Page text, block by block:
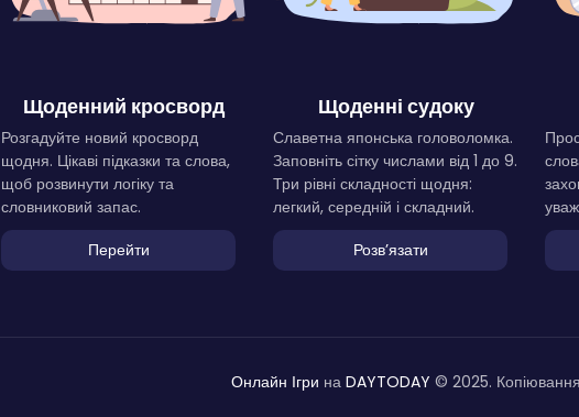
Щоденний кросворд
Розгадуйте новий кросворд
щодня. Цікаві підказки та слова,
щоб розвинути логіку та
словниковий запас.
Перейти
Щоденні судоку
Славетна японська головоломка.
Заповніть сітку числами від 1 до 9.
Три рівні складності щодня:
легкий, середній і складний.
Розвʼязати
Онлайн Ігри на DAYTODAY © 2025.